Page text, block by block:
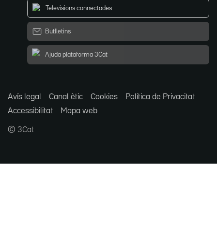
Televisions connectades
Butlletins
Ajuda plataforma 3Cat
Avís legal Canal ètic Cookies
Política de Privacitat
Accessibilitat
Mapa web
© 3Cat